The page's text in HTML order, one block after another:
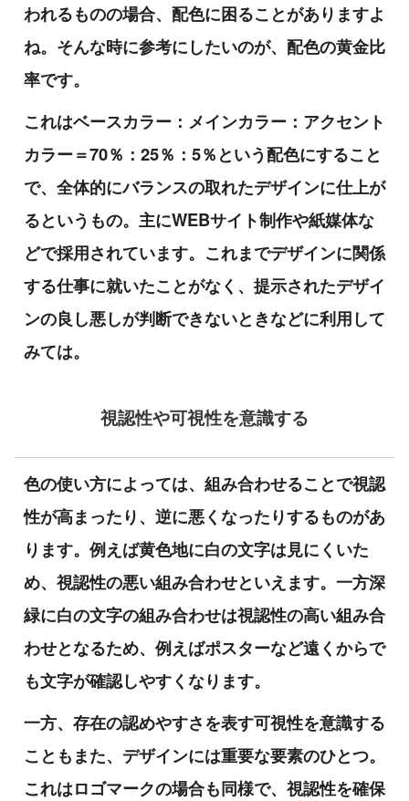
われるものの場合、配色に困ることがありますよ
ね。そんな時に参考にしたいのが、配色の黄金比
率です。
これはベースカラー：メインカラー：アクセント
カラー＝70％：25％：5％という配色にすること
で、全体的にバランスの取れたデザインに仕上が
るというもの。主にWEBサイト制作や紙媒体な
どで採用されています。これまでデザインに関係
する仕事に就いたことがなく、提示されたデザイ
ンの良し悪しが判断できないときなどに利用して
みては。
視認性や可視性を意識する
色の使い方によっては、組み合わせることで視認
性が高まったり、逆に悪くなったりするものがあ
ります。例えば黄色地に白の文字は見にくいた
め、視認性の悪い組み合わせといえます。一方深
緑に白の文字の組み合わせは視認性の高い組み合
わせとなるため、例えばポスターなど遠くからで
も文字が確認しやすくなります。
一方、存在の認めやすさを表す可視性を意識する
こともまた、デザインには重要な要素のひとつ。
これはロゴマークの場合も同様で、視認性を確保